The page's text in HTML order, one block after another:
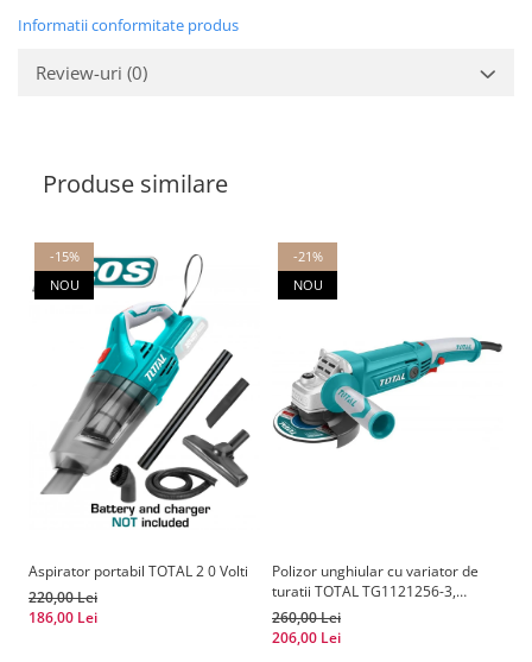
Informatii conformitate produs
Review-uri (0)
Produse similare
-15%
NOU
Aspirator portabil TOTAL 2 0 Volti
220,00 Lei
186,00 Lei
-21%
NOU
Polizor unghiular cu variator de
turatii TOTAL TG1121256-3,
1010W, 125mm
260,00 Lei
206,00 Lei